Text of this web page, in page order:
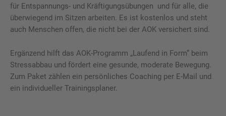
für Entspannungs- und Kräftigungsübungen und für alle, die
überwiegend im Sitzen arbeiten. Es ist kostenlos und steht
auch Menschen offen, die nicht bei der AOK versichert sind.
Ergänzend hilft das AOK-Programm „Laufend in Form“ beim
Stressabbau und fördert eine gesunde, moderate Bewegung.
Zum Paket zählen ein persönliches Coaching per E-Mail und
ein individueller Trainingsplaner.